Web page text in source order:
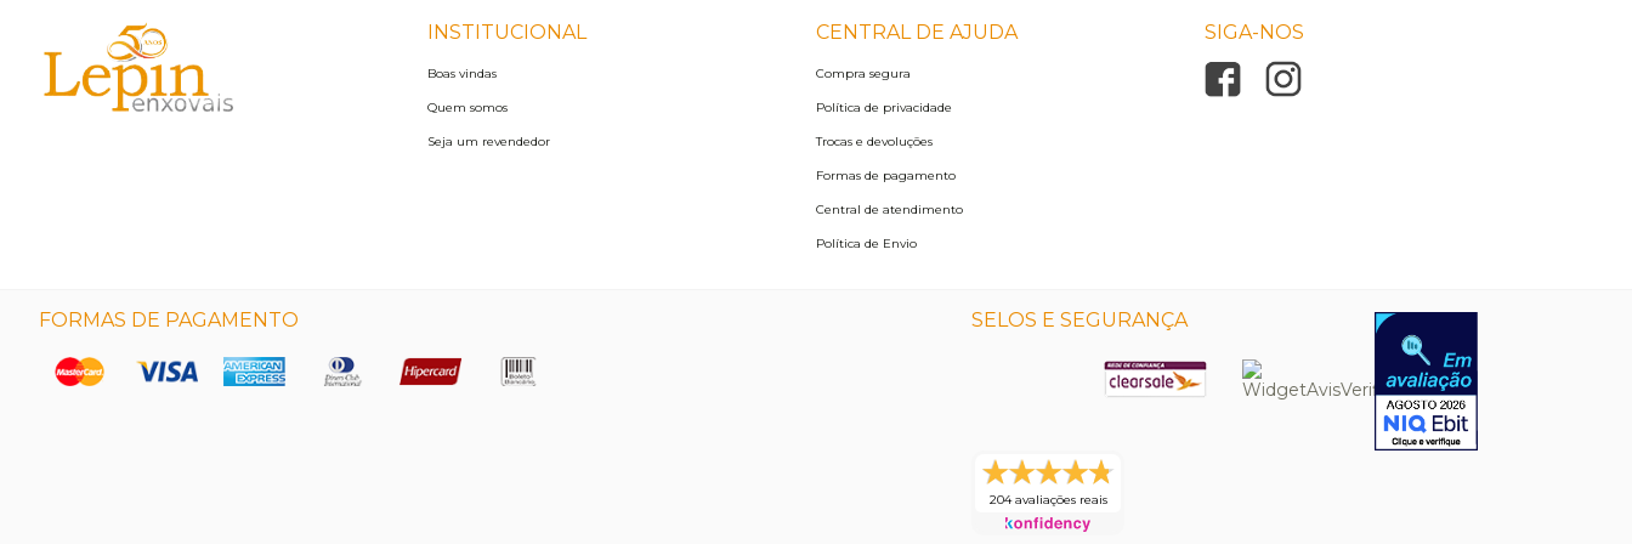
INSTITUCIONAL
Boas vindas
Quem somos
Seja um revendedor
CENTRAL DE AJUDA
Compra segura
Política de privacidade
Trocas e devoluções
Formas de pagamento
Central de atendimento
Política de Envio
SIGA-NOS
FORMAS DE PAGAMENTO SELOS E SEGURANÇA
204 avaliações reais